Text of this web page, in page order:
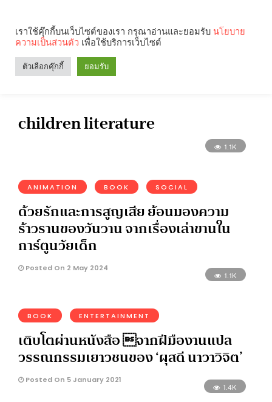
Search
children literature
1.1K
ANIMATION BOOK SOCIAL
ด้วยรักและการสูญเสีย ย้อนมองความ
ร้าวรานของวันวาน จากเรื่องเล่าขานใน
การ์ตูนวัยเด็ก
Posted On 2 May 2024
1.1K
BOOK ENTERTAINMENT
เติบโตผ่านหนังสือ จากฝีมืองานแปล
วรรณกรรมเยาวชนของ ‘ผุสดี นาวาวิจิต’
Posted On 5 January 2021
1.4K
เราใช้คุ๊กกี้บนเว็บไซต์ของเรา กรุณาอ่านและยอมรับ นโยบาย
ความเป็นส่วนตัว เพื่อใช้บริการเว็บไซต์
ตัวเลือกคุ๊กกี้ ยอมรับ